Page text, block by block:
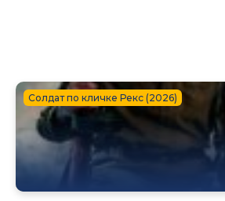
Солдат по кличке Рекс (2026)